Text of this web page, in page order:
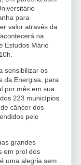
para
valor através da
na
Estudos Mário
sensibilizar os
da Energisa, para
por mês em sua
223 municípios
câncer dos
pelo
grandes
em prol dos
uma alegria sem